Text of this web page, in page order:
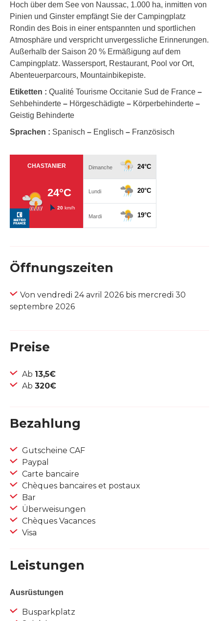
Hoch über dem See von Naussac, 1.000 ha, inmitten von
Pinien und Ginster empfängt Sie der Campingplatz
Rondin des Bois in einer entspannten und sportlichen
Atmosphäre und verspricht unvergessliche Erinnerungen.
Außerhalb der Saison 20 % Ermäßigung auf dem
Campingplatz. Wassersport, Restaurant, Pool vor Ort,
Abenteuerparcours, Mountainbikepiste.
Etiketten : Qualité Tourisme Occitanie Sud de France –
Sehbehinderte – Hörgeschädigte – Körperbehinderte –
Geistig Behinderte
Sprachen : Spanisch – Englisch – Französisch
Öffnungszeiten
Von vendredi 24 avril 2026 bis mercredi 30
septembre 2026
Preise
Ab 13,5€
Ab 320€
Bezahlung
Gutscheine CAF
Paypal
Carte bancaire
Chèques bancaires et postaux
Bar
Überweisungen
Chèques Vacances
Visa
Leistungen
Ausrüstungen
Busparkplatz